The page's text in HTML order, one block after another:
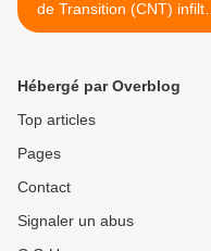
de Transition (CNT) infiltré
par Al Qaïda ?
Hébergé par Overblog
Top articles
Pages
Contact
Signaler un abus